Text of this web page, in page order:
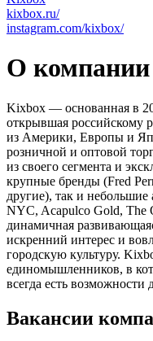
kixbox.ru/
instagram.com/kixbox/
О
Kixbox — основанная в
открывшая российскому
из Америки, Европы и
розничной и оптовой
из своего сегмента и
крупные бренды (Fred
другие), так и
NYC, Acapulco Gold, The
динамичная
искренний интерес и
городскую культуру.
единомышленников, в
всегда есть возможности
Вакансии